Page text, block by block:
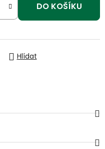
DO KOŠÍKU
Hlídat